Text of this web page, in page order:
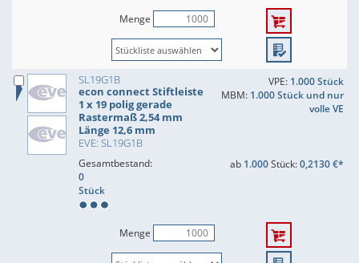
Menge
SL19G1B
econ connect Stiftleiste
1 x 19 polig gerade
Rastermaß 2,54 mm
Länge 12,6 mm
EVE: SL19G1B
VPE: 1.000 Stück
MBM: 1.000 Stück und nur
volle VE
Gesamtbestand:
0
Stück
ab 1.000Stück:0,2130 €*
Menge